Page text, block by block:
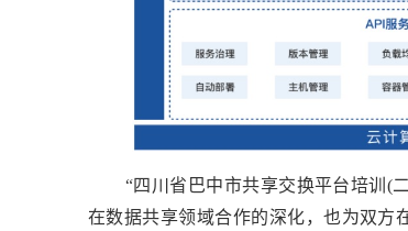
“四川省巴中市共享交换平台培训
在数据共享领域合作的深化，也为双方